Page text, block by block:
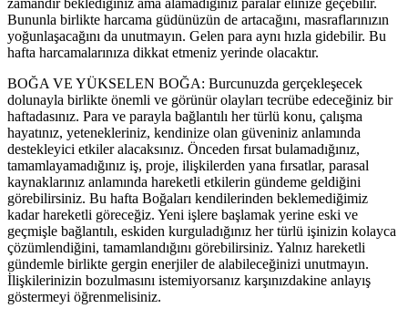
zamandır beklediğiniz ama alamadığınız paralar elinize geçebilir.
Bununla birlikte harcama güdünüzün de artacağını, masraflarınızın
yoğunlaşacağını da unutmayın. Gelen para aynı hızla gidebilir. Bu
hafta harcamalarınıza dikkat etmeniz yerinde olacaktır.
BOĞA VE YÜKSELEN BOĞA: Burcunuzda gerçekleşecek
dolunayla birlikte önemli ve görünür olayları tecrübe edeceğiniz bir
haftadasınız. Para ve parayla bağlantılı her türlü konu, çalışma
hayatınız, yetenekleriniz, kendinize olan güveniniz anlamında
destekleyici etkiler alacaksınız. Önceden fırsat bulamadığınız,
tamamlayamadığınız iş, proje, ilişkilerden yana fırsatlar, parasal
kaynaklarınız anlamında hareketli etkilerin gündeme geldiğini
görebilirsiniz. Bu hafta Boğaları kendilerinden beklemediğimiz
kadar hareketli göreceğiz. Yeni işlere başlamak yerine eski ve
geçmişle bağlantılı, eskiden kurguladığınız her türlü işinizin kolayca
çözümlendiğini, tamamlandığını görebilirsiniz. Yalnız hareketli
gündemle birlikte gergin enerjiler de alabileceğinizi unutmayın.
İlişkilerinizin bozulmasını istemiyorsanız karşınızdakine anlayış
göstermeyi öğrenmelisiniz.